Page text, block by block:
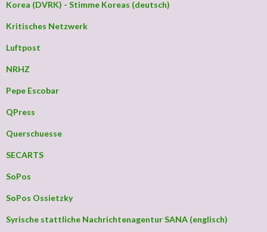
Korea (DVRK) - Stimme Koreas (deutsch)
Kritisches Netzwerk
Luftpost
NRHZ
Pepe Escobar
QPress
Querschuesse
SECARTS
SoPos
SoPos Ossietzky
Syrische stattliche Nachrichtenagentur SANA (englisch)